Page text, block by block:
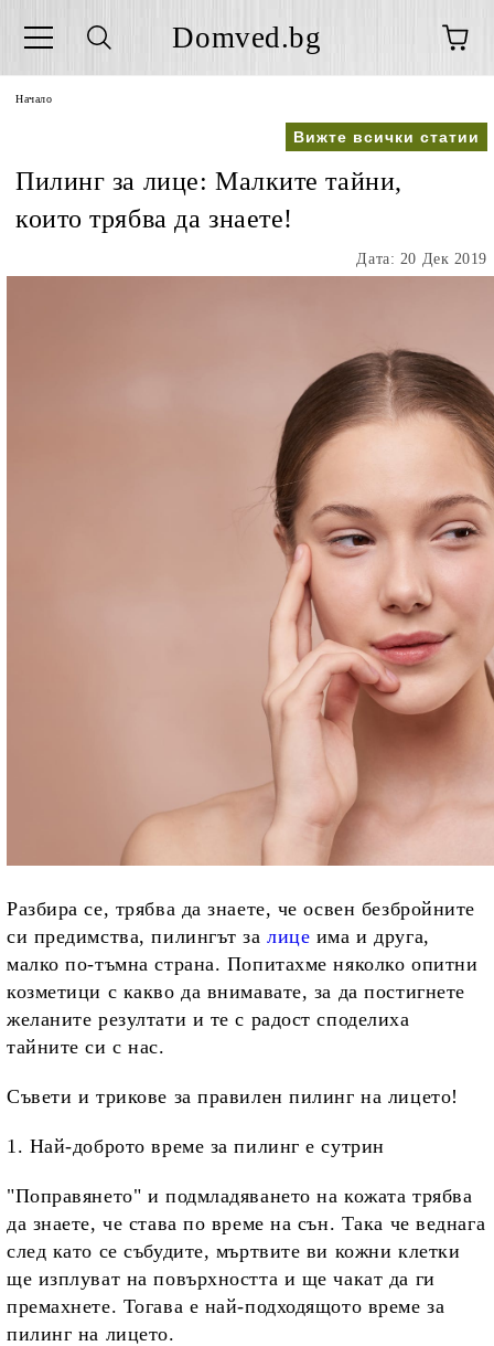
Domved.bg
Начало
Вижте всички статии
Пилинг за лице: Малките тайни,
които трябва да знаете!
Дата: 20 Дек 2019
Разбира се, трябва да знаете, че освен безбройните
си предимства, пилингът залице има и друга,
малко по-тъмна страна. Попитахме няколко опитни
козметици с какво да внимавате, за да постигнете
желаните резултати и те с радост споделиха
тайните си с нас.
Съвети и трикове за правилен пилинг на лицето!
1. Най-доброто време за пилинг е сутрин
"Поправянето" и подмладяването на кожата трябва
да знаете, че става по време на сън. Така че веднага
след като се събудите, мъртвите ви кожни клетки
ще изплуват на повърхността и ще чакат да ги
премахнете. Тогава е най-подходящото време за
пилинг на лицето.